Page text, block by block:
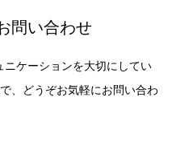
問い合わせ
ケーションを大切にしてい
、どうぞお気軽にお問い合わ